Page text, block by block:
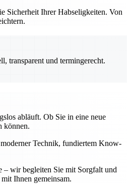
Sicherheit Ihrer Habseligkeiten. Von
transparent und termingerecht.
abläuft. Ob Sie in eine neue
können.
Technik, fundiertem Know-
– wir begleiten Sie mit Sorgfalt und
Ihnen gemeinsam.